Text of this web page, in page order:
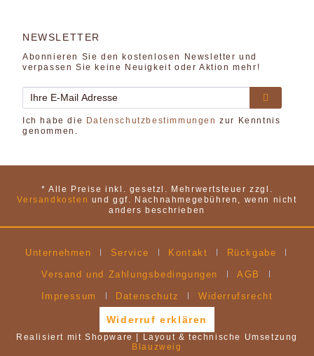
NEWSLETTER
Abonnieren Sie den kostenlosen Newsletter und
verpassen Sie keine Neuigkeit oder Aktion mehr!
Ich habe die Datenschutzbestimmungen zur Kenntnis
genommen.
* Alle Preise inkl. gesetzl. Mehrwertsteuer zzgl.
Versandkosten und ggf. Nachnahmegebühren, wenn nicht
anders beschrieben
Unternehmen Service Kontakt Rückgabe
Versand und Zahlungsbedingungen AGB
Impressum Datenschutz Widerrufsrecht
Widerruf erklären
Realisiert mit Shopware | Layout & technische Umsetzung
Blauzweig